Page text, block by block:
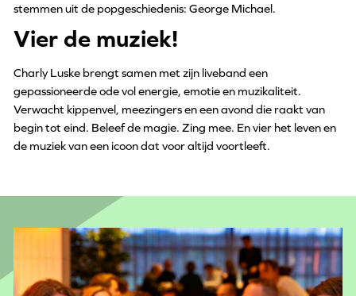
stemmen uit de popgeschiedenis: George Michael.
Vier de muziek!
Charly Luske brengt samen met zijn liveband een
gepassioneerde ode vol energie, emotie en muzikaliteit.
Verwacht kippenvel, meezingers en een avond die raakt van
begin tot eind. Beleef de magie. Zing mee. En vier het leven en
de muziek van een icoon dat voor altijd voortleeft.